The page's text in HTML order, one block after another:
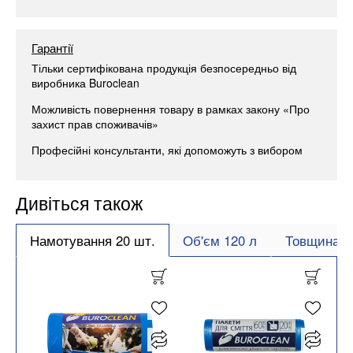
Гарантії
Тільки сертифікована продукція безпосередньо від
виробника Buroclean
Можливість повернення товару в рамках закону «Про
захист прав споживачів»
Професійні консультанти, які допоможуть з вибором
Дивіться також
Намотування 20 шт. Об'єм 120 л Товщина